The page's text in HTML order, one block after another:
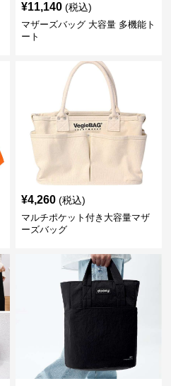
¥11,140 (税込)
マザーズバッグ 大容量 多機能ト
ート
¥4,260 (税込)
マルチポケット付き大容量マザ
ーズバッグ